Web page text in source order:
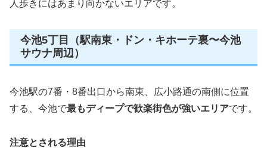
人歩きにはあまり向かないエリアです。
今池5丁目（駅南東・ドン・キホーテ裏〜今池
サウナ周辺）
今池駅の7番・8番出口から南東、広小路通の南側に位置
する、今池で最もディープで歓楽街色が強いエリアです。
注意とされる理由